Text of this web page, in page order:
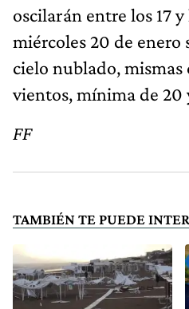
oscilarán entre los 17
miércoles 20 de enero
cielo nublado, mismas
vientos, mínima de 20
FF
TAMBIÉN TE PUEDE